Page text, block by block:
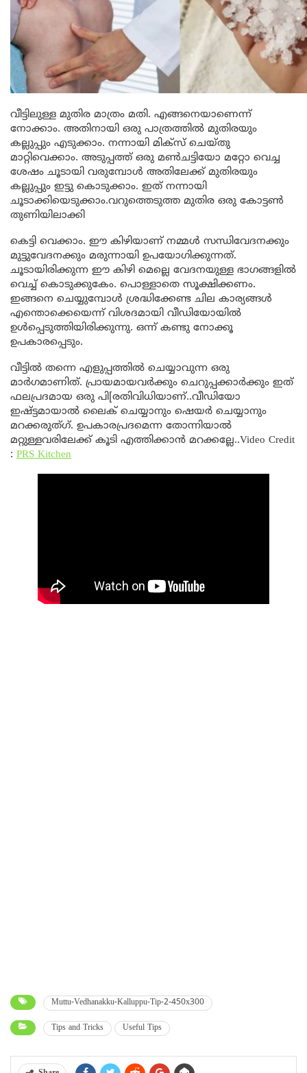
വീട്ടിലുള്ള മുതിര മാത്രം മതി. എങ്ങനെയാണെന്ന്
നോക്കാം. അതിനായി ഒരു പാത്രത്തിൽ മുതിരയും
കല്ലുപ്പും എടുക്കാം. നന്നായി മിക്സ് ചെയ്തു
മാറ്റിവെക്കാം. അടുപ്പത്ത് ഒരു മൺചട്ടിയോ മറ്റോ വെച്ച
ശേഷം ചൂടായി വരുമ്പോൾ അതിലേക്ക് മുതിരയും
കല്ലുപ്പും ഇട്ടു കൊടുക്കാം. ഇത് നന്നായി
ചൂടാക്കിയെടുക്കാം.വറുത്തെടുത്ത മുതിര ഒരു കോട്ടൺ
തുണിയിലാക്കി
കെട്ടി വെക്കാം. ഈ കിഴിയാണ് നമ്മൾ സന്ധിവേദനക്കും
മുട്ടുവേദനക്കും മരുന്നായി ഉപയോഗിക്കുന്നത്.
ചൂടായിരിക്കുന്ന ഈ കിഴി മെല്ലെ വേദനയുള്ള ഭാഗങ്ങളിൽ
വെച്ച് കൊടുക്കുകേം. പൊള്ളാതെ സൂക്ഷിക്കണം.
ഇങ്ങനെ ചെയ്യുമ്പോൾ ശ്രദ്ധിക്കേണ്ട ചില കാര്യങ്ങൾ
എന്തൊക്കെയെന്ന് വിശദമായി വീഡിയോയിൽ
ഉൾപ്പെടുത്തിയിരിക്കുന്നു. ഒന്ന് കണ്ടു നോക്കൂ
ഉപകാരപ്പെടും.
വീട്ടിൽ തന്നെ എളുപ്പത്തിൽ ചെയ്യാവുന്ന ഒരു
മാർഗമാണിത്. പ്രായമായവർക്കും ചെറുപ്പക്കാർക്കും ഇത്
ഫലപ്രദമായ ഒരു പി[രതിവിധിയാണ്..വീഡിയോ
ഇഷ്ട്ടമായാൽ ലൈക് ചെയ്യാനും ഷെയർ ചെയ്യാനും
മറക്കരുത്‍ഗ്. ഉപകാരപ്രദമെന്ന തോന്നിയാൽ
മറ്റുള്ളവരിലേക്ക് കൂടി എത്തിക്കാൻ മറക്കല്ലേ..Video Credit
: PRS Kitchen
Muttu-Vedhanakku-Kalluppu-Tip-2-450x300
Tips and Tricks Useful Tips